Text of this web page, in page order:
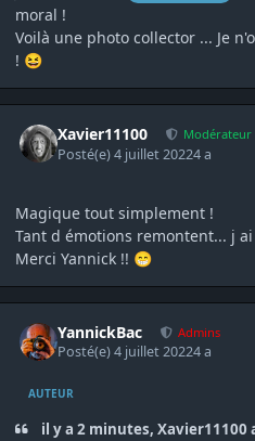
moral !
Voilà une photo collector ... Je
! 😆
Xavier11100 Modérateur
Posté(e)4 juillet 20224 a
Magique tout simplement !
Tant d émotions remontent... j
Merci Yannick !! 😁
YannickBac Admins
Posté(e)4 juillet 20224 a
AUTEUR
il y a 2 minutes, Xavier11100